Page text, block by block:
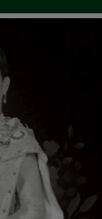
ข่าวการศึกษา
กาศการเลือกตั้งนายก/สม
นเดือนมีนาคม ๒๕๖๙